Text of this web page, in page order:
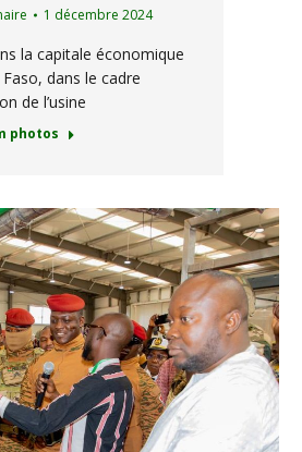
1 décembre 2024
la capitale économique
dans le cadre
de l’usine
photos